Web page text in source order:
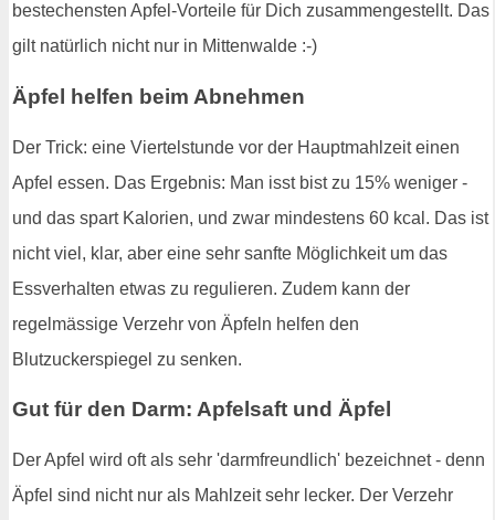
bestechensten Apfel-Vorteile für Dich zusammengestellt. Das
gilt natürlich nicht nur in Mittenwalde :-)
Äpfel helfen beim Abnehmen
Der Trick: eine Viertelstunde vor der Hauptmahlzeit einen
Apfel essen. Das Ergebnis: Man isst bist zu 15% weniger -
und das spart Kalorien, und zwar mindestens 60 kcal. Das ist
nicht viel, klar, aber eine sehr sanfte Möglichkeit um das
Essverhalten etwas zu regulieren. Zudem kann der
regelmässige Verzehr von Äpfeln helfen den
Blutzuckerspiegel zu senken.
Gut für den Darm: Apfelsaft und Äpfel
Der Apfel wird oft als sehr 'darmfreundlich' bezeichnet - denn
Äpfel sind nicht nur als Mahlzeit sehr lecker. Der Verzehr